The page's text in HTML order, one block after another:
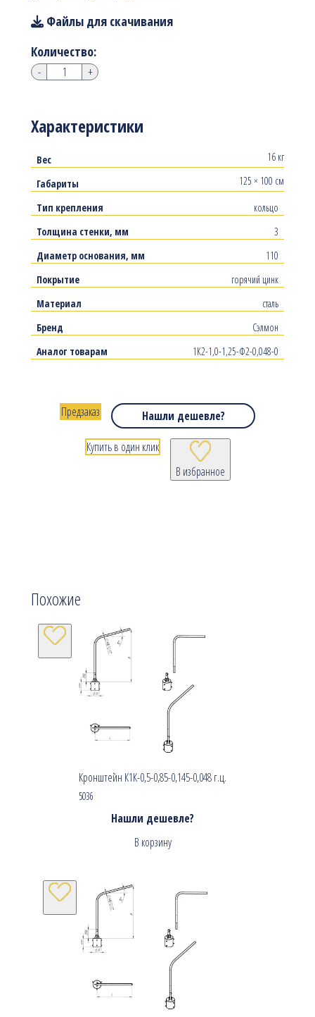
Характеристики
Вес
16 кг
Габариты
125 × 100 см
Тип крепления
кольцо
Толщина стенки, мм
3
Диаметр основания, мм
110
Покрытие
горячий цинк
Материал
сталь
Бренд
Сэлмон
Аналог товарам
1К2-1,0-1,25-Ф2-0,048-0
Файлы для скачивания
Количество:
- +
Нашли дешевле?
В избранное
Предзаказ
Купить в один клик
Похожие
Кронштейн К1К-0,5-0,85-0,145-0,048 г.ц.
5036
Нашли дешевле?
В корзину